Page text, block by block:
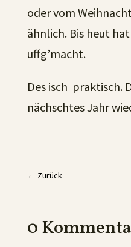
oder vom
ähnlich. Bis heut
uffg’macht.
Des isch praktisch.
nächschtes Jahr
← Zurück
0